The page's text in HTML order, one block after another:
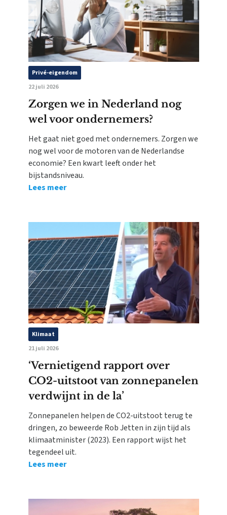
Privé-eigendom
22 juli 2026
Zorgen we in Nederland nog
wel voor ondernemers?
Het gaat niet goed met ondernemers. Zorgen we
nog wel voor de motoren van de Nederlandse
economie? Een kwart leeft onder het
bijstandsniveau.
Lees meer
Klimaat
21 juli 2026
‘Vernietigend rapport over
CO2-uitstoot van zonnepanelen
verdwijnt in de la’
Zonnepanelen helpen de CO2-uitstoot terug te
dringen, zo beweerde Rob Jetten in zijn tijd als
klimaatminister (2023). Een rapport wijst het
tegendeel uit.
Lees meer